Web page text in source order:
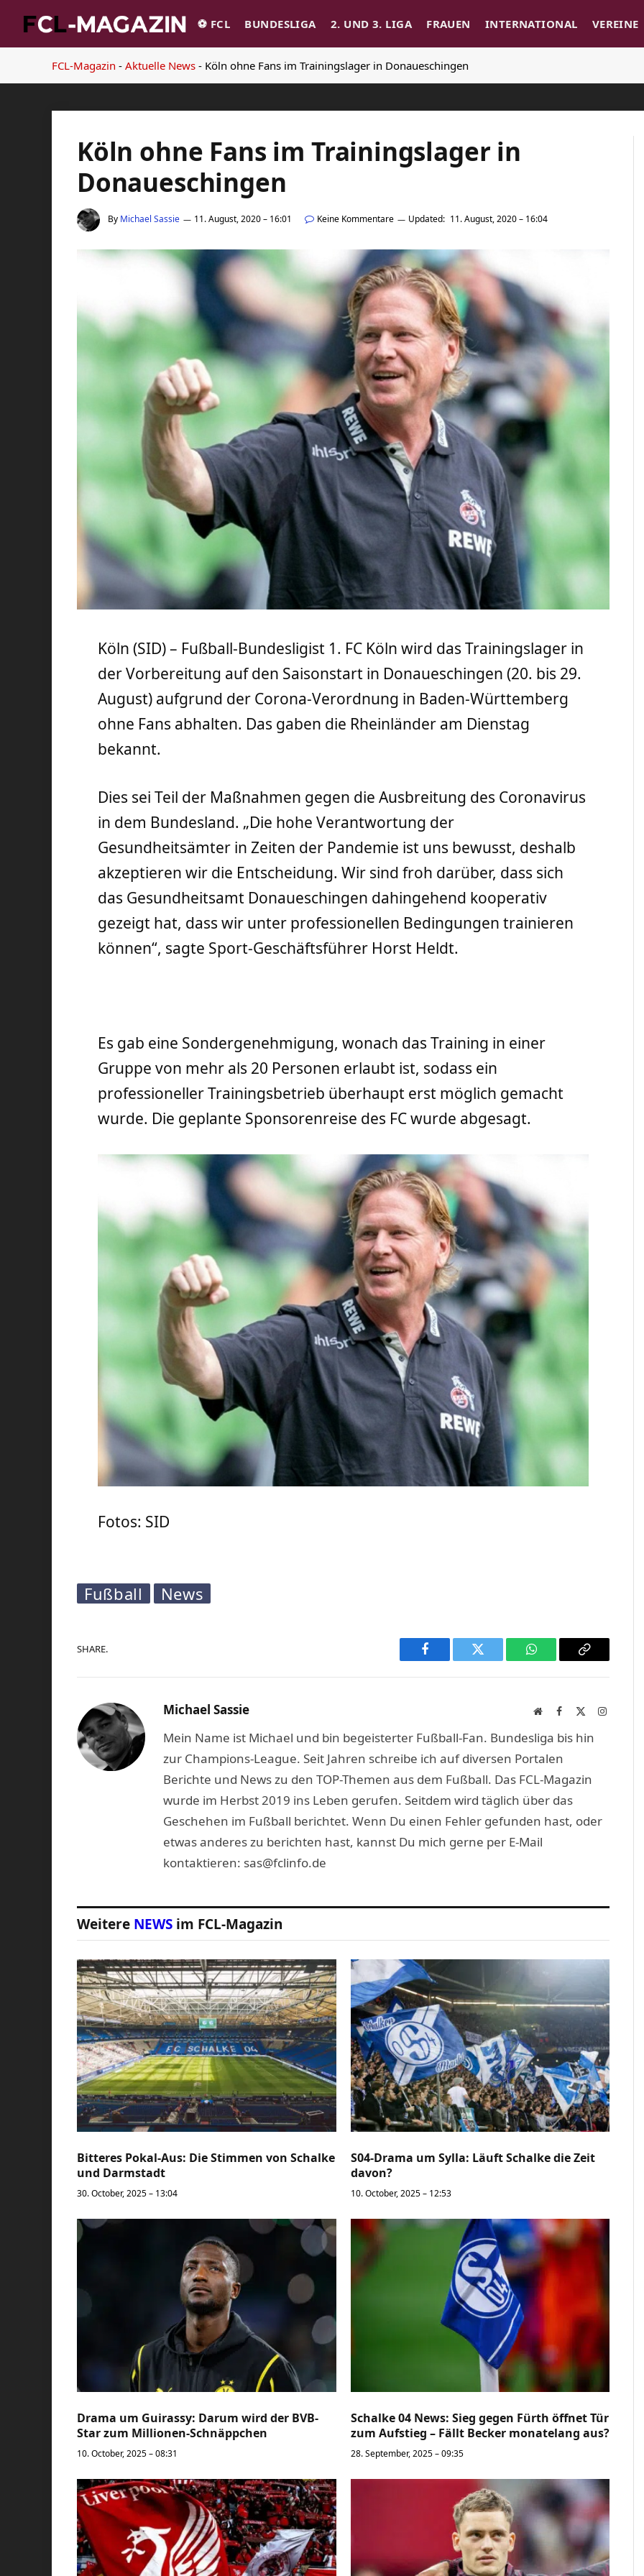
⚽️ FCL BUNDESLIGA 2. UND 3. LIGA FRAUEN INTERNATIONAL VEREINE
FCL-Magazin - Aktuelle News - Köln ohne Fans im Trainingslager in Donaueschingen
Köln ohne Fans im Trainingslager in
Donaueschingen
By Michael Sassie 11. August, 2020 – 16:01 Keine Kommentare Updated: 11. August, 2020 – 16:04
Köln (SID) – Fußball-Bundesligist 1. FC Köln wird das Trainingslager in
der Vorbereitung auf den Saisonstart in Donaueschingen (20. bis 29.
August) aufgrund der Corona-Verordnung in Baden-Württemberg
ohne Fans abhalten. Das gaben die Rheinländer am Dienstag
bekannt.
Dies sei Teil der Maßnahmen gegen die Ausbreitung des Coronavirus
in dem Bundesland. „Die hohe Verantwortung der
Gesundheitsämter in Zeiten der Pandemie ist uns bewusst, deshalb
akzeptieren wir die Entscheidung. Wir sind froh darüber, dass sich
das Gesundheitsamt Donaueschingen dahingehend kooperativ
gezeigt hat, dass wir unter professionellen Bedingungen trainieren
können“, sagte Sport-Geschäftsführer Horst Heldt.
Es gab eine Sondergenehmigung, wonach das Training in einer
Gruppe von mehr als 20 Personen erlaubt ist, sodass ein
professioneller Trainingsbetrieb überhaupt erst möglich gemacht
wurde. Die geplante Sponsorenreise des FC wurde abgesagt.
Fotos: SID
Fußball News
SHARE.
Facebook Twitter WhatsAppCopy
Michael Sassie WebsiteFacebook
Mein Name ist Michael und bin begeisterter Fußball-Fan. Bundesliga bis hin
zur Champions-League. Seit Jahren schreibe ich auf diversen Portalen
Berichte und News zu den TOP-Themen aus dem Fußball. Das FCL-Magazin
wurde im Herbst 2019 ins Leben gerufen. Seitdem wird täglich über das
Geschehen im Fußball berichtet. Wenn Du einen Fehler gefunden hast, oder
etwas anderes zu berichten hast, kannst Du mich gerne per E-Mail
kontaktieren: sas@fclinfo.de
Weitere NEWS im FCL-Magazin
Bitteres Pokal-Aus: Die Stimmen von Schalke
und Darmstadt
30. October, 2025 – 13:04
S04-Drama um Sylla: Läuft Schalke die Zeit
davon?
10. October, 2025 – 12:53
Drama um Guirassy: Darum wird der BVB-
Star zum Millionen-Schnäppchen
10. October, 2025 – 08:31
Schalke 04 News: Sieg gegen Fürth öffnet Tür
zum Aufstieg – Fällt Becker monatelang aus?
28. September, 2025 – 09:35